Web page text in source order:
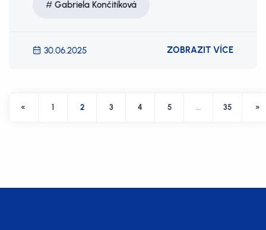
Gabriela Končitíková
30.06.2025 ZOBRAZIT VÍCE
« 1 2 3 4 5 … 35 »